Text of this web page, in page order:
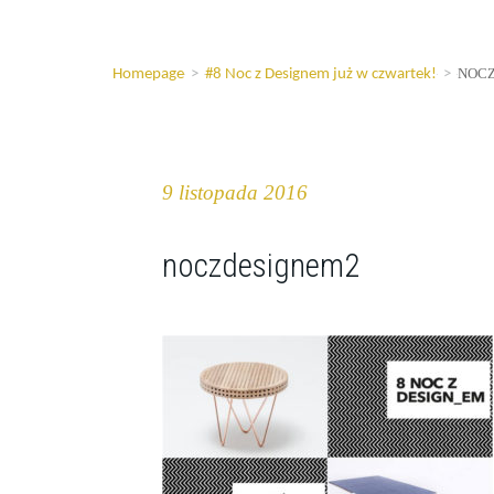
Homepage > #8 Noc z Designem już w czwartek! >
9 listopada 2016
noczdesignem2